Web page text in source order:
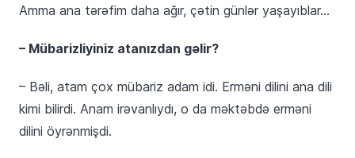
Amma ana tərəfim daha ağır, çətin günlər yaşayıblar…
– Mübarizliyiniz atanızdan gəlir?
– Bəli, atam çox mübariz adam idi. Erməni dilini ana dili
kimi bilirdi. Anam irəvanlıydı, o da məktəbdə erməni
dilini öyrənmişdi.